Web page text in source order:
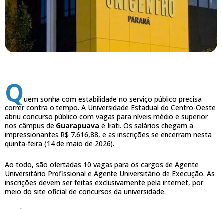
Quem sonha com estabilidade no serviço público precisa
correr contra o tempo. A Universidade Estadual do Centro-Oeste
abriu concurso público com vagas para níveis médio e superior
nos câmpus de Guarapuava e Irati. Os salários chegam a
impressionantes R$ 7.616,88, e as inscrições se encerram nesta
quinta-feira (14 de maio de 2026).
Ao todo, são ofertadas 10 vagas para os cargos de Agente
Universitário Profissional e Agente Universitário de Execução. As
inscrições devem ser feitas exclusivamente pela internet, por
meio do site oficial de concursos da universidade.